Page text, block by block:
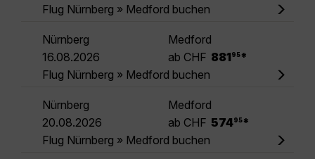
Flug Nürnberg » Medford buchen
Nürnberg
Medford
16.08.2026
ab CHF 881 95 *
Flug Nürnberg » Medford buchen
Nürnberg
Medford
20.08.2026
ab CHF 57495 *
Flug Nürnberg » Medford buchen